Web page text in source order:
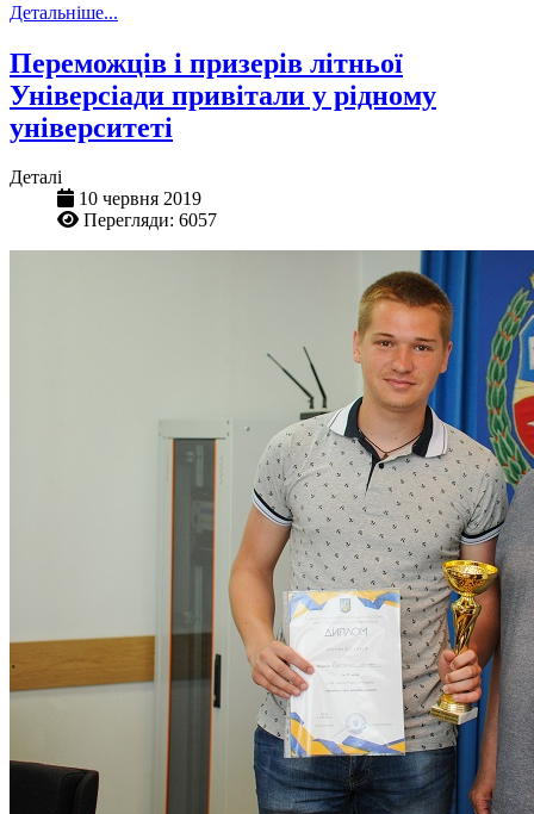
Детальніше...
Переможців і призерів літньої
Універсіади привітали у рідному
університеті
Деталі
10 червня 2019
Перегляди: 6057